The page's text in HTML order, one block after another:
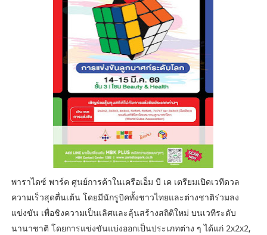
พาราไดซ์ พาร์ค ศูนย์การค้าในเครือเอ็ม บี เค เตรียมเปิดเวทีดวล
ความเร็วสุดตื่นเต้น โดยมีนักรูบิคทั้งชาวไทยและต่างชาติร่วมลง
แข่งขัน เพื่อชิงความเป็นเลิศและลุ้นสร้างสถิติใหม่ บนเวทีระดับ
นานาชาติ โดยการแข่งขันแบ่งออกเป็นประเภทต่าง ๆ ได้แก่ 2x2x2,